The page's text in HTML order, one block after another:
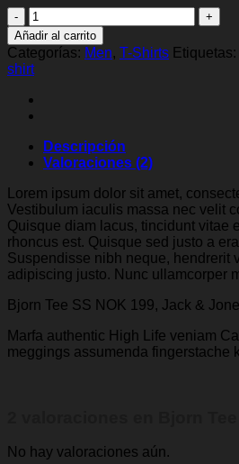
Bjorn
Tee
SS
Jack
&
Jones
cantidad
Añadir al carrito
Categorías: Men, T-Shirts Etiquetas:
shirt
Descripción
Valoraciones (2)
Lorem ipsum dolor sit amet,
Vestibulum iaculis massa nec velit
Quisque diam lacus, tincidunt vitae
rhoncus est. Quisque sed justo a
Suspendisse nibh neque, hendrerit
adipiscing justo. Nunc ullamcorper
Bjorn Tee SS NOK 199, Jack &
Marfa authentic High Life veniam
meggings assumenda fingerstache
No hay valoraciones aún.